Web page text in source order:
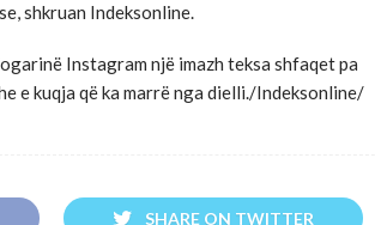
shkruan Indeksonline.
Instagram një imazh teksa shfaqet pa
e kuqja që ka marrë nga dielli./Indeksonline/
SHARE ON TWITTER